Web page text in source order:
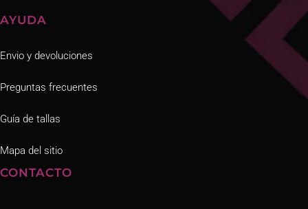
AYUDA
Envio y devoluciones
Preguntas frecuentes
Guía de tallas
Mapa del sitio
CONTACTO